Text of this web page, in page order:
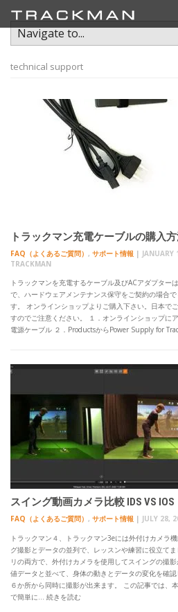
technical support
トラックマン充電ケーブルの購入
FAQ（よくあるご質問） , サポート情報 | JANUARY
TRACKMAN
トラックマンを充電するケーブル及びACアダプター
で、ハードウェアメンテナンス保守をご契約の場合
す。 オンラインショップよりご購入下さい。日本で
すのでご注意ください。 １．オンラインショップに
電源ケーブル ２．ProductsからPower Supply for
スイング動画カメラ比較 IDS VS IOS
FAQ（よくあるご質問） , サポート情報 | JULY 28,
トラックマン４、トラックマン3eには外付けカメラ
グ撮影とデータの並列で、レッスンや練習に役立て
リの両方で、外付けカメラを使用してスイングの撮
値データと並べて、身体の動きとデータの変化を確
６か所から同時に撮影が出来ます。 この記事では、
で簡単に… 続きを読む